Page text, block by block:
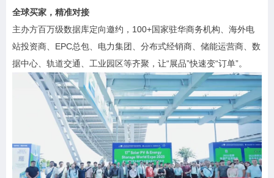
全球买家，精准对接
主办方百万级数据库定向邀约，100+国家驻华商务机构、海外电
站投资商、EPC总包、电力集团、分布式经销商、储能运营商、数
据中心、轨道交通、工业园区等齐聚，让“展品”快速变“订单”。